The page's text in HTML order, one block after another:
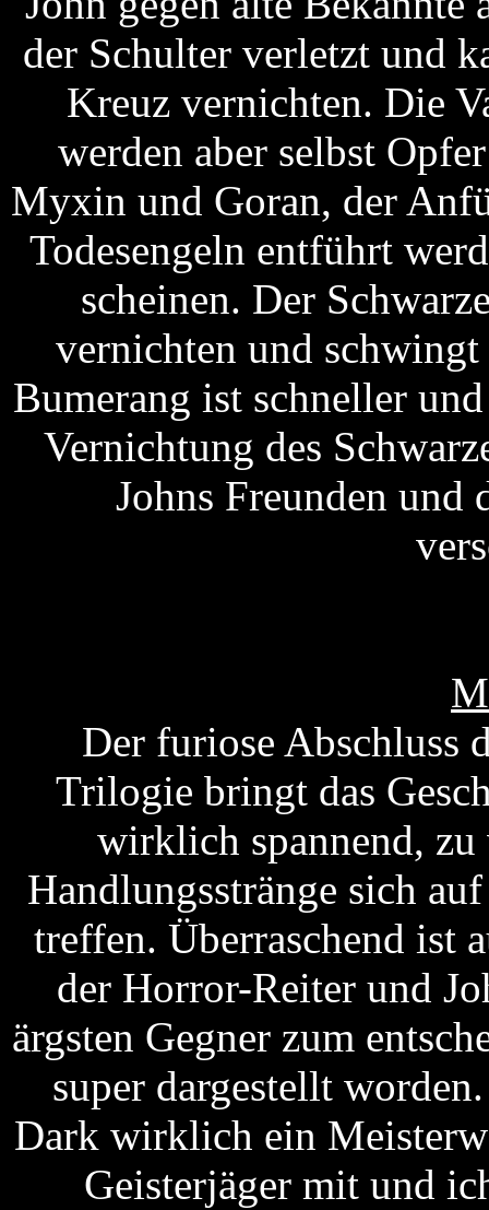
der Schulter verletzt und
Kreuz vernichten. Die
werden aber selbst
Myxin und Goran, der
Todesengeln entführt
scheinen. Der
vernichten und schwingt
Bumerang ist schneller
Vernichtung des
Johns Freunden und
Der furiose Abschluss
Trilogie bringt das
wirklich spannend,
Handlungsstränge sich
treffen. Überraschend ist
der Horror-Reiter und
ärgsten Gegner zum
super dargestellt
Dark wirklich ein
Geisterjäger mit und